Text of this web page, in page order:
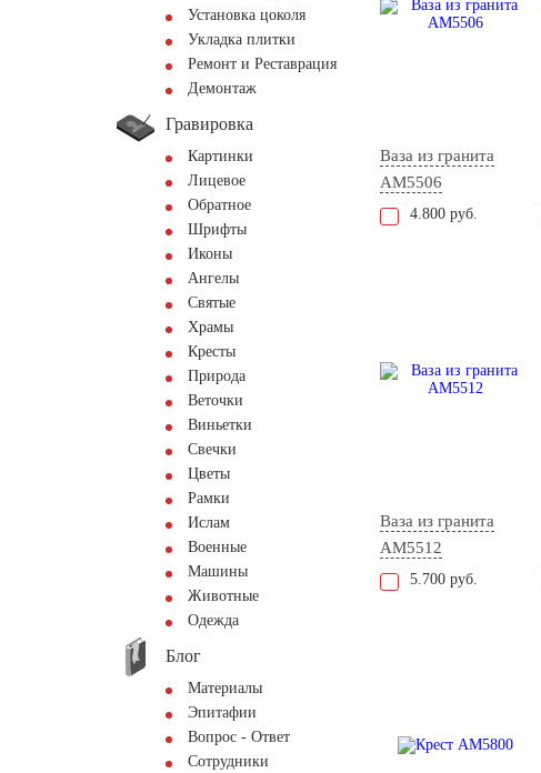
Установка цоколя
Укладка плитки
Ремонт и Реставрация
Демонтаж
Гравировка
Картинки
Лицевое
Обратное
Шрифты
Иконы
Ангелы
Святые
Храмы
Кресты
Природа
Веточки
Виньетки
Свечки
Цветы
Рамки
Ислам
Военные
Машины
Животные
Одежда
Блог
Материалы
Эпитафии
Вопрос - Ответ
Сотрудники
Ваза из гранита
AM5506
4.800 руб.
Ваза из гранита
AM5512
5.700 руб.